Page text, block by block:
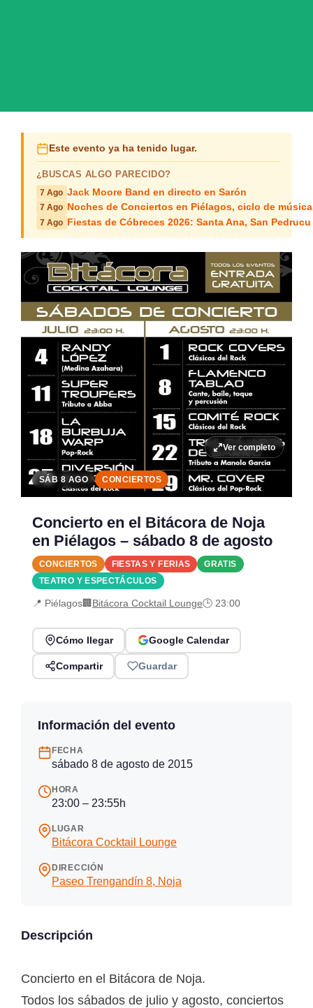
Este evento ya ha tenido lugar.
¿BUSCAS ALGO PARECIDO?
7 Ago Jack Moore Band en directo en Sarón
7 Ago Noches de Conciertos en Piélagos, ciclo de
7 Ago Fiestas de Cóbreces 2026: Santa Ana, San
Ver completo
SÁB 8 AGO CONCIERTOS
Concierto en el Bitácora de Noja
en Piélagos – sábado 8 de agosto
CONCIERTOS FIESTAS Y FERIAS
GRATIS
TEATRO Y ESPECTÁCULOS
📍 Piélagos🏢 Bitácora Cocktail Lounge🕒 23:00
Cómo llegar Google Calendar
Compartir Guardar
Información del evento
FECHA
sábado 8 de agosto de 2015
HORA
23:00 – 23:55h
LUGAR
Bitácora Cocktail Lounge
DIRECCIÓN
Paseo Trengandín 8, Noja
Descripción
Concierto en el Bitácora de Noja.
Todos los sábados de julio y agosto, conciertos